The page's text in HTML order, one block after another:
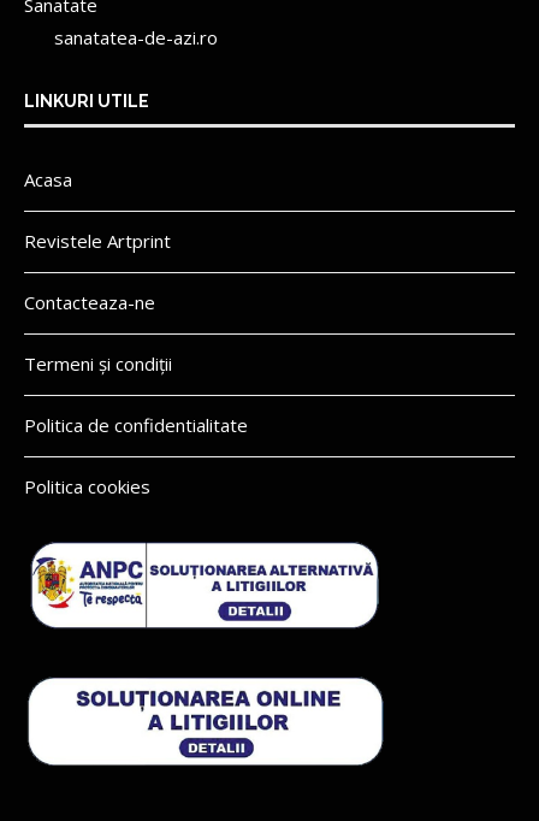
sanatatea-de-azi.ro
LINKURI UTILE
Acasa
Revistele Artprint
Contacteaza-ne
Termeni și condiții
Politica de confidentialitate
Politica cookies